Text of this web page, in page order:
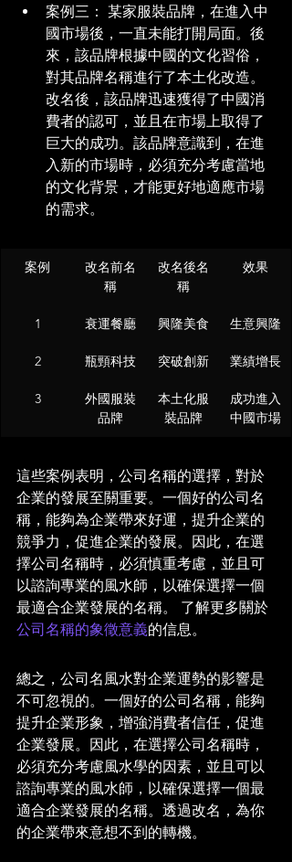
案例三： 某家服裝品牌，在進入中
國市場後，一直未能打開局面。後
來，該品牌根據中國的文化習俗，
對其品牌名稱進行了本土化改造。
改名後，該品牌迅速獲得了中國消
費者的認可，並且在市場上取得了
巨大的成功。該品牌意識到，在進
入新的市場時，必須充分考慮當地
的文化背景，才能更好地適應市場
的需求。
案例
改名前名
稱
改名後名
稱
效果
1 衰運餐廳 興隆美食 生意興隆
2 瓶頸科技 突破創新 業績增長
3
外國服裝
品牌
本土化服
裝品牌
成功進入
中國市場
這些案例表明，公司名稱的選擇，對於
企業的發展至關重要。一個好的公司名
稱，能夠為企業帶來好運，提升企業的
競爭力，促進企業的發展。因此，在選
擇公司名稱時，必須慎重考慮，並且可
以諮詢專業的風水師，以確保選擇一個
最適合企業發展的名稱。 了解更多關於
公司名稱的象徵意義的信息。
總之，公司名風水對企業運勢的影響是
不可忽視的。一個好的公司名稱，能夠
提升企業形象，增強消費者信任，促進
企業發展。因此，在選擇公司名稱時，
必須充分考慮風水學的因素，並且可以
諮詢專業的風水師，以確保選擇一個最
適合企業發展的名稱。透過改名，為你
的企業帶來意想不到的轉機。